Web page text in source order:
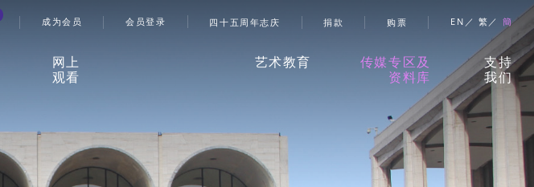
成为会员 使用者帐号选单
会员登录 四十五周年志庆 捐款 购票 EN 繁 簡
网上
观看
网上
节目
艺术教育
「香港舞蹈团艺术空间」
传媒专区及
资料库
新闻稿
支持
我们